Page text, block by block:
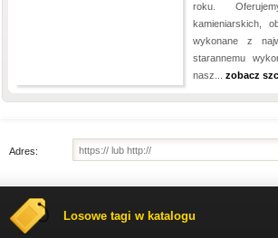
roku.
kamieniarskich,
wykonane z
starannemu
nasz... zobacz
Adres:
Losowe tagi w katalogu